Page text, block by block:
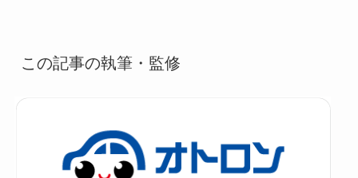
この記事の執筆・監修